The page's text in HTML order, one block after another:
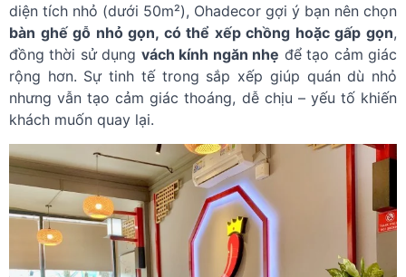
diện tích nhỏ (dưới 50m²), Ohadecor gợi ý bạn nên chọn
bàn ghế gỗ nhỏ gọn, có thể xếp chồng hoặc gấp gọn,
đồng thời sử dụng vách kính ngăn nhẹ để tạo cảm giác
rộng hơn. Sự tinh tế trong sắp xếp giúp quán dù nhỏ
nhưng vẫn tạo cảm giác thoáng, dễ chịu – yếu tố khiến
khách muốn quay lại.